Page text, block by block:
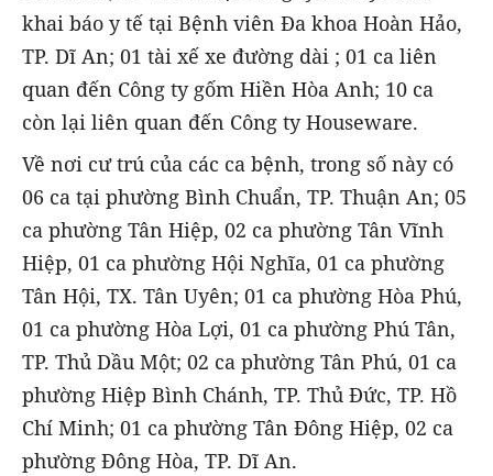
khai báo y tế tại Bệnh viên Đa khoa Hoàn Hảo,
TP. Dĩ An; 01 tài xế xe đường dài ; 01 ca liên
quan đến Công ty gốm Hiền Hòa Anh; 10 ca
còn lại liên quan đến Công ty Houseware.
Về nơi cư trú của các ca bệnh, trong số này có
06 ca tại phường Bình Chuẩn, TP. Thuận An; 05
ca phường Tân Hiệp, 02 ca phường Tân Vĩnh
Hiệp, 01 ca phường Hội Nghĩa, 01 ca phường
Tân Hội, TX. Tân Uyên; 01 ca phường Hòa Phú,
01 ca phường Hòa Lợi, 01 ca phường Phú Tân,
TP. Thủ Dầu Một; 02 ca phường Tân Phú, 01 ca
phường Hiệp Bình Chánh, TP. Thủ Đức, TP. Hồ
Chí Minh; 01 ca phường Tân Đông Hiệp, 02 ca
phường Đông Hòa, TP. Dĩ An.